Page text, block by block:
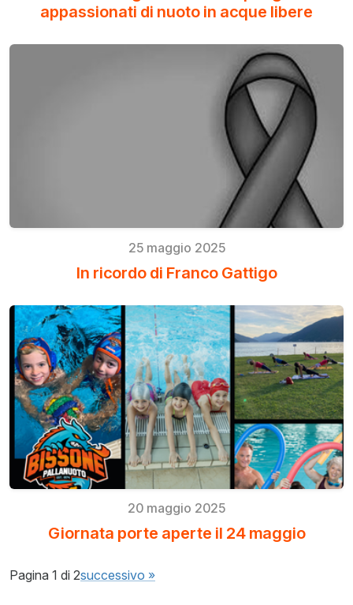
appassionati di nuoto in acque libere
25 maggio 2025
In ricordo di Franco Gattigo
20 maggio 2025
Giornata porte aperte il 24 maggio
Pagina 1 di 2successivo »